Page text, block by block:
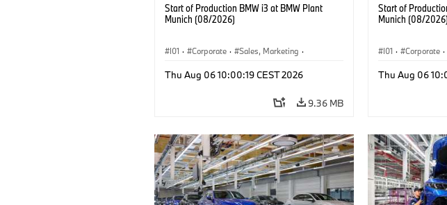
Start of Production BMW i3 at BMW Plant
Munich (08/2026)
I01 · Corporate · Sales, Marketing ·
Thu Aug 06 10:00:19 CEST 2026
9.36 MB
Start of
Munich (08/2026)
I01 · Corporate ·
Thu Aug 06